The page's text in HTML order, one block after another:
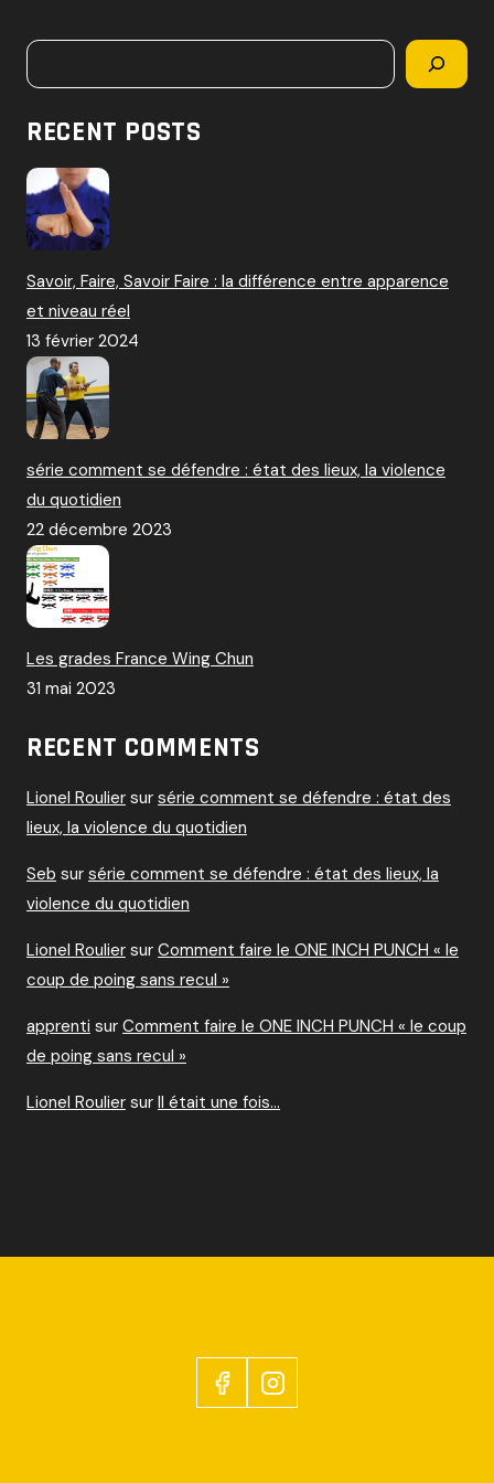
r
Rechercher
RECENT POSTS
Savoir, Faire, Savoir Faire : la différence entre apparence
et niveau réel
13 février 2024
série comment se défendre : état des lieux, la violence
du quotidien
22 décembre 2023
Les grades France Wing Chun
31 mai 2023
RECENT COMMENTS
Lionel Roulier sur série comment se défendre : état des
lieux, la violence du quotidien
Seb sur série comment se défendre : état des lieux, la
violence du quotidien
Lionel Roulier sur Comment faire le ONE INCH PUNCH « le
coup de poing sans recul »
apprenti sur Comment faire le ONE INCH PUNCH « le coup
de poing sans recul »
Lionel Roulier sur Il était une fois…